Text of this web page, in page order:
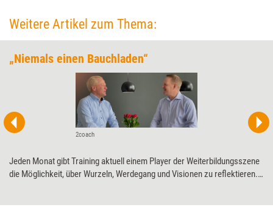
Weitere Artikel zum Thema:
„Niemals einen Bauchladen“
2coach
Jeden Monat gibt Training aktuell einem Player der Weiterbildungsszene
die Möglichkeit, über Wurzeln, Werdegang und Visionen zu ­reflektieren.